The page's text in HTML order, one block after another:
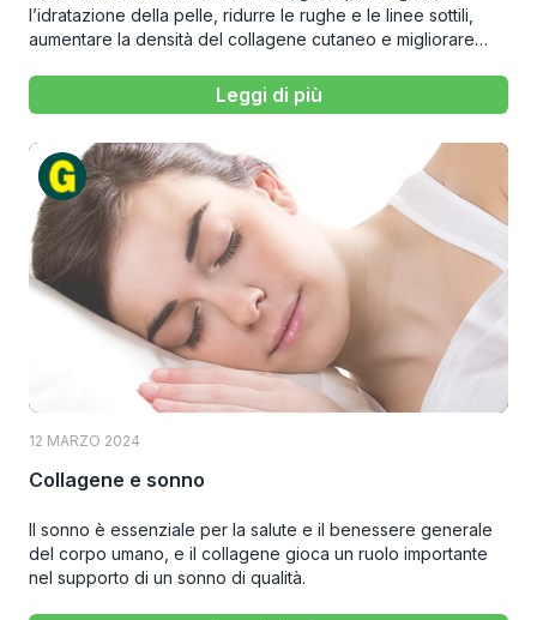
l’idratazione della pelle, ridurre le rughe e le linee sottili,
aumentare la densità del collagene cutaneo e migliorare
Leggi di più
12 MARZO 2024
Collagene e sonno
Il sonno è essenziale per la salute e il benessere generale
del corpo umano, e il collagene gioca un ruolo importante
nel supporto di un sonno di qualità.